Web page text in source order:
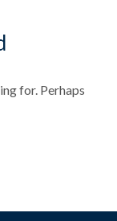
for. Perhaps